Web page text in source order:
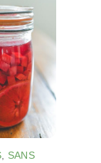
SANS